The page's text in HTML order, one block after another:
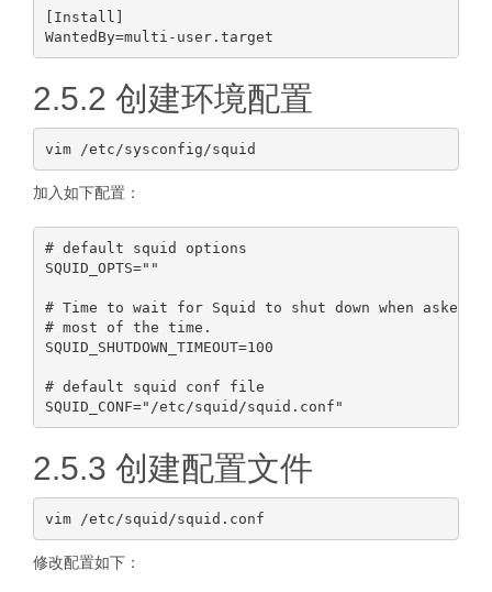
[Install]
2.5.2 创建环境配置
加入如下配置：
# default squid options
SQUID_OPTS=""
# Time to wait for Squid to shut down when asked.
# most of the time.
SQUID_SHUTDOWN_TIMEOUT=100
# default squid conf file
2.5.3 创建配置文件
修改配置如下：